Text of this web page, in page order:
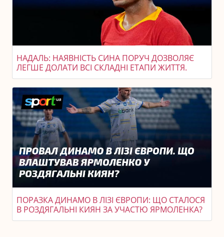
НАДАЛЬ: НАЯВНІСТЬ СИНА ПОРУЧ ДОЗВОЛЯЄ
ЛЕГШЕ ДОЛАТИ ВСІ СКЛАДНІ ЕТАПИ ЖИТТЯ.
ПОРАЗКА ДИНАМО В ЛІЗІ ЄВРОПИ: ЩО СТАЛОСЯ
В РОЗДЯГАЛЬНІ КИЯН ЗА УЧАСТЮ ЯРМОЛЕНКА?